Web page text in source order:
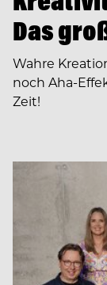
Das
Wahre
noch Aha-
Zeit!